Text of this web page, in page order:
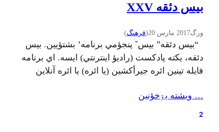
بیس دئقه XXV
ورگ2017 مارس 20 (فرهنگ)
“بيس دئقه” بيسˇ پنجؤمي برنامه’ بشتؤيين. بيس
دئقه، يکته پادکست (راديؤ اينترنتي) ايسه. اي برنامه
فایله تینین ائره جیرأکشین (یا ائره) یا ائره آنلاین
لينک تا چن ساعت ديگه آماده بنه). اي برنامه، بهار ؤ
عيدˇ شي ايسه ؤ اۊنˇ مئن شعر ؤ قصه اشتؤنين ؤ
… ويشته بۊخؤنين
2